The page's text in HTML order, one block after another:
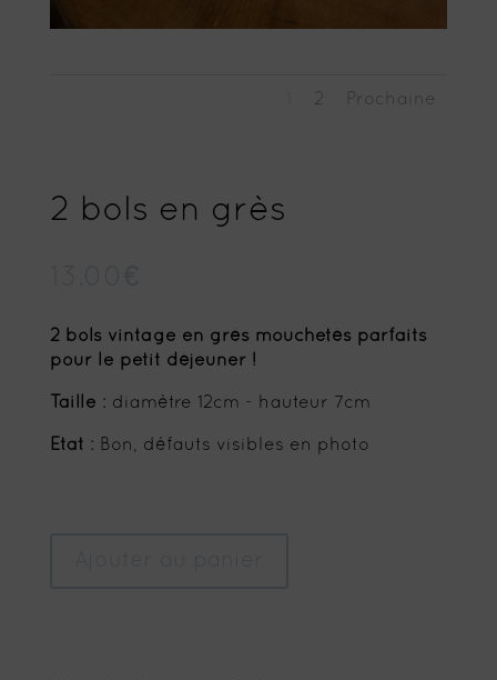
2 Prochaine
2 bols en grès
2 bols vintage en grès mouchetés parfaits
pour le petit déjeuner !
Taille : diamètre 12cm - hauteur 7cm
Etat : Bon, défauts visibles en photo